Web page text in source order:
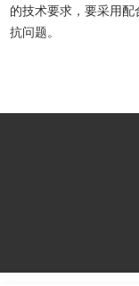
的技术要求，要采用
抗问题。